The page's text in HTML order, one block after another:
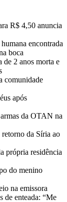
R$ 4,50 anuncia
encontrada
boca
2 anos morta e
comunidade
após
da OTAN na
da Síria ao
própria residência
do menino
na emissora
de enteada: “Me